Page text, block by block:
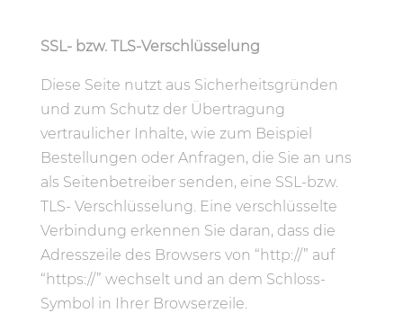
SSL- bzw. TLS-Verschlüsselung
Diese Seite nutzt aus Sicherheitsgründen
und zum Schutz der Übertragung
vertraulicher Inhalte, wie zum Beispiel
Bestellungen oder Anfragen, die Sie an uns
als Seitenbetreiber senden, eine SSL-bzw.
TLS- Verschlüsselung. Eine verschlüsselte
Verbindung erkennen Sie daran, dass die
Adresszeile des Browsers von “http://” auf
“https://” wechselt und an dem Schloss-
Symbol in Ihrer Browserzeile.